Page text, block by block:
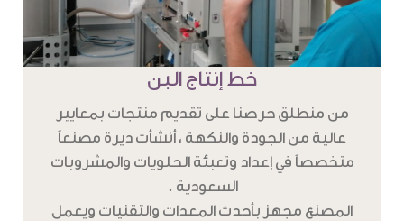
خط إنتاج البن
من منطلق حرصنا على تقديم منتجات بمعايير
عالية من الجودة والنكهة ، أنشأت ديرة مصنعاً
متخصصاً في إعداد وتعبئة الحلويات والمشروبات
السعودية .
المصنع مجهز بأحدث المعدات والتقنيات ويعمل